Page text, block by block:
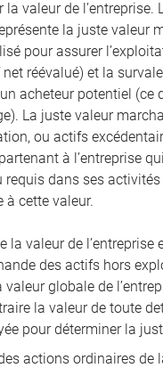
la valeur de l’entreprise.
la juste valeur
pour assurer
réévalué) et la
acheteur potentiel (ce
La juste valeur
ou actifs
à l’entreprise
requis dans ses
à cette valeur.
la valeur de l’entreprise
des actifs hors
valeur globale de
la valeur de toute
pour déterminer la
actions ordinaires de